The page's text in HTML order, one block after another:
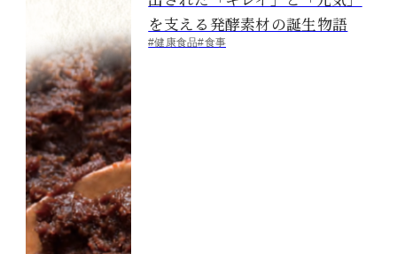
を支える発酵素材の誕生物語
#健康食品#食事